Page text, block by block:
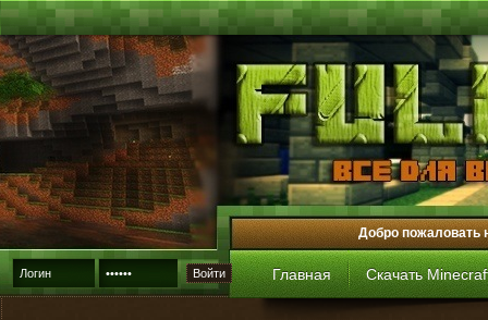
Войти
Добро пожаловать
Главная Скачать